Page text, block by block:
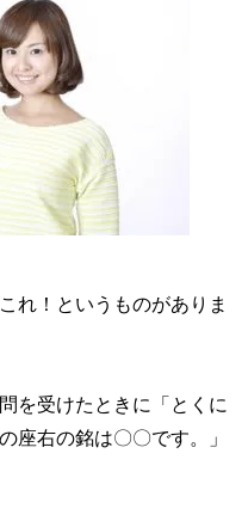
れ！というものがありま
を受けたときに「とくに
座右の銘は〇〇です。」